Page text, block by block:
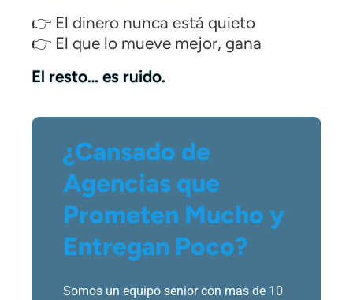
👉 El dinero nunca está quieto
👉 El que lo mueve mejor, gana
El resto… es ruido.
¿Cansado de
Agencias que
Prometen Mucho y
Entregan Poco?
Somos un equipo senior con más de 10